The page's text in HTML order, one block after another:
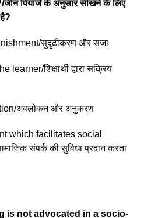
पियाजे के अनुसार सीखने के लिए
सुदृढीकरण और सजा
शिक्षार्थी द्वारा सक्रिय
अवलोकन और अनुकरण
which facilitates social
संपर्क की सुविधा प्रदान करता
is not advocated in a socio-